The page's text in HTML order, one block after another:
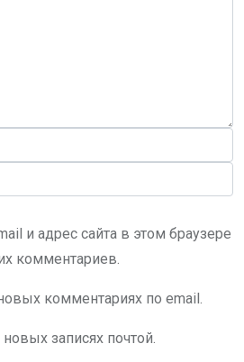
и адрес сайта в этом браузере
комментариев.
комментариях по email.
записях почтой.